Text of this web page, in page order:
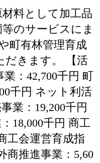
料として加工品
のサービスにま
町有林管理育成
だきます。 【活
：42,700千円 町
千円 ネット利活
業：19,200千円
18,000千円 商工
工会運営育成指
商推進事業：5,60